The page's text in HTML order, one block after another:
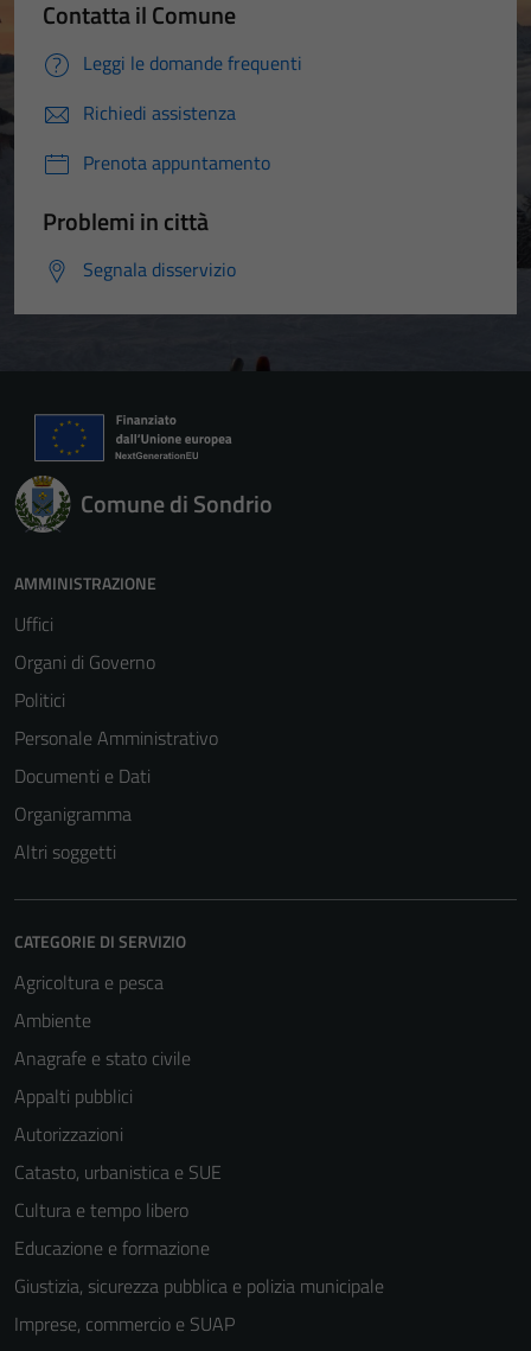
Contatta il Comune
Leggi le domande frequenti
Richiedi assistenza
Prenota appuntamento
Problemi in città
Segnala disservizio
Comune di Sondrio
AMMINISTRAZIONE
Uffici
Organi di Governo
Politici
Personale Amministrativo
Documenti e Dati
Organigramma
Altri soggetti
CATEGORIE DI SERVIZIO
Agricoltura e pesca
Ambiente
Anagrafe e stato civile
Appalti pubblici
Autorizzazioni
Catasto, urbanistica e SUE
Cultura e tempo libero
Educazione e formazione
Giustizia, sicurezza pubblica e polizia municipale
Imprese, commercio e SUAP